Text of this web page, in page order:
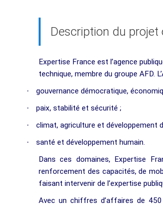
Description du projet
Expertise France est l’agence
technique, membre du groupe AFD.
· gouvernance démocratique,
· paix, stabilité et sécurité ;
· climat, agriculture et développement
·
santé et développement humain.
Dans ces domaines, Expertise
renforcement des capacités, de
faisant intervenir de l’expertise
Avec un chiffres d’affaires de